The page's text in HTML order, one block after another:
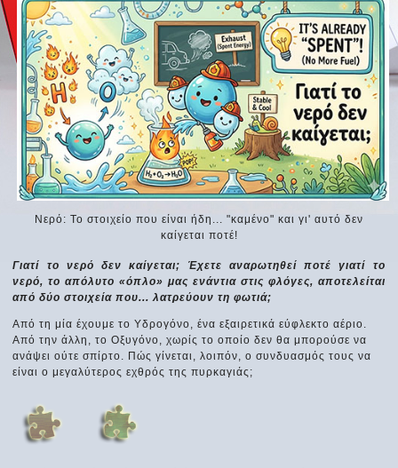
Νερό: Το στοιχείο που είναι ήδη... "καμένο" και γι' αυτό δεν
καίγεται ποτέ!
Γιατί το νερό δεν καίγεται; Έχετε αναρωτηθεί ποτέ γιατί το
νερό, το απόλυτο «όπλο» μας ενάντια στις φλόγες, αποτελείται
από δύο στοιχεία που... λατρεύουν τη φωτιά;
Από τη μία έχουμε το Υδρογόνο, ένα εξαιρετικά εύφλεκτο αέριο.
Από την άλλη, το Οξυγόνο, χωρίς το οποίο δεν θα μπορούσε να
ανάψει ούτε σπίρτο. Πώς γίνεται, λοιπόν, ο συνδυασμός τους να
είναι ο μεγαλύτερος εχθρός της πυρκαγιάς;